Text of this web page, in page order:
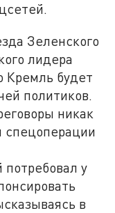
Зеленского
лидера
Кремль будет
политиков.
никак
спецоперации
у
в